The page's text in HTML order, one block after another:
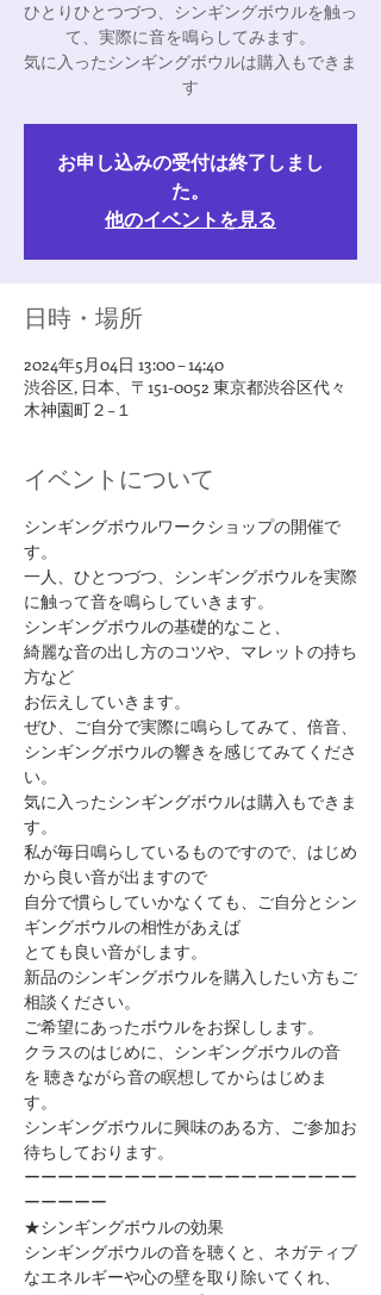
ひとりひとつづつ、シンギングボウルを触っ
て、実際に音を鳴らしてみます。
気に入ったシンギングボウルは購入もできま
す
お申し込みの受付は終了しまし
た。
他のイベントを見る
日時・場所
2024年5月04日 13:00 – 14:40
渋谷区, 日本、〒151-0052 東京都渋谷区代々
木神園町２−１
イベントについて
シンギングボウルワークショップの開催で
す。
一人、ひとつづつ、シンギングボウルを実際
に触って音を鳴らしていきます。
シンギングボウルの基礎的なこと、
綺麗な音の出し方のコツや、マレットの持ち
方など
お伝えしていきます。
ぜひ、ご自分で実際に鳴らしてみて、倍音、
シンギングボウルの響きを感じてみてくださ
い。
気に入ったシンギングボウルは購入もできま
す。
私が毎日鳴らしているものですので、はじめ
から良い音が出ますので
自分で慣らしていかなくても、ご自分とシン
ギングボウルの相性があえば
とても良い音がします。
新品のシンギングボウルを購入したい方もご
相談ください。
ご希望にあったボウルをお探しします。
クラスのはじめに、シンギングボウルの音
を ​聴きながら音の瞑想してからはじめま
す。
シンギングボウルに興味のある方、ご参加お
待ちしております。
ーーーーーーーーーーーーーーーーーーーー
ーーーーー
★シンギングボウルの効果
シンギングボウルの音を聴くと、ネガティブ
なエネルギーや心の壁を取り除いてくれ、